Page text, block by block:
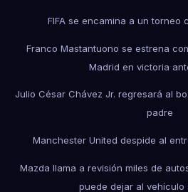
FIFA se encamina a un torneo
Franco Mastantuono se estrena
Madrid en victoria
Julio César Chávez Jr. regresará al
padre
Manchester United despide al
Mazda llama a revisión miles de
puede dejar al vehículo